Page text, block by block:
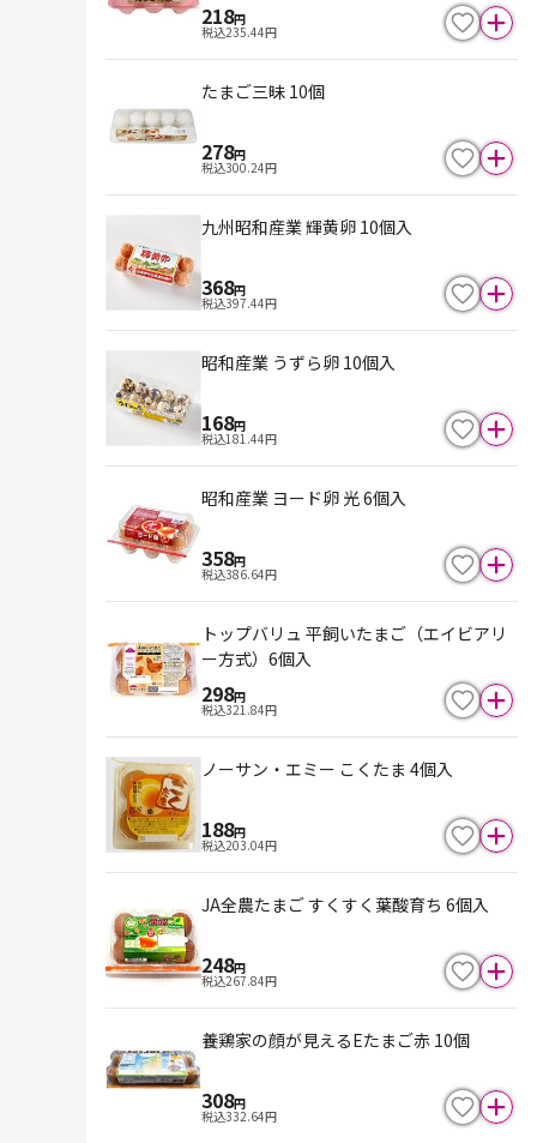
218円
税込235.44円
たまご三昧 10個
278円
税込300.24円
九州昭和産業 輝黄卵 10個入
368円
税込397.44円
昭和産業 うずら卵 10個入
168円
税込181.44円
昭和産業 ヨード卵 光 6個入
358円
税込386.64円
トップバリュ 平飼いたまご（エイビアリ
ー方式）6個入
298円
税込321.84円
ノーサン・エミー こくたま 4個入
188円
税込203.04円
JA全農たまご すくすく葉酸育ち 6個入
248円
税込267.84円
養鶏家の顔が見えるEたまご赤 10個
308円
税込332.64円